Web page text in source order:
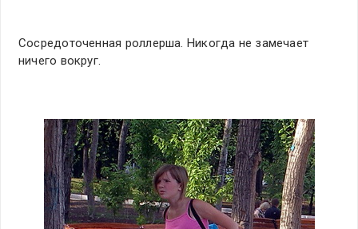
Сосредоточенная роллерша. Никогда не замечает
ничего вокруг.